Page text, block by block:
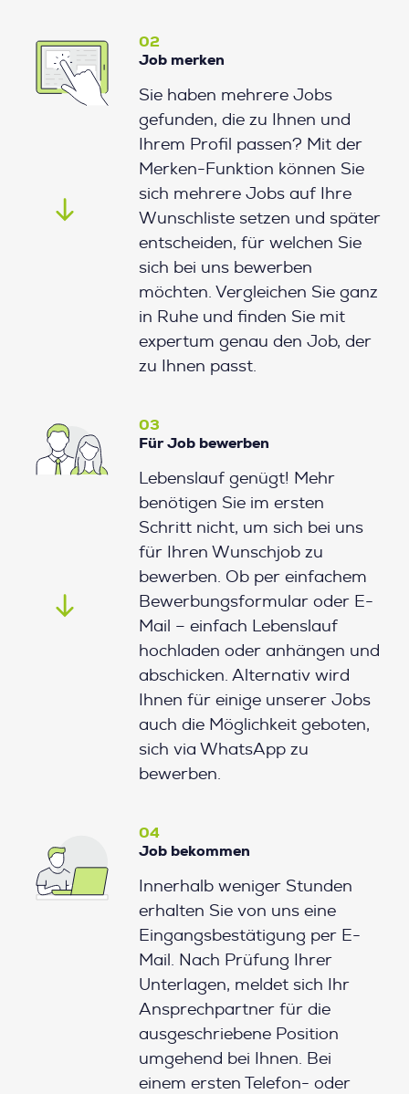
02
Job merken
Sie haben mehrere Jobs
gefunden, die zu Ihnen und
Ihrem Profil passen? Mit der
Merken-Funktion können Sie
sich mehrere Jobs auf Ihre
Wunschliste setzen und später
entscheiden, für welchen Sie
sich bei uns bewerben
möchten. Vergleichen Sie ganz
in Ruhe und finden Sie mit
expertum genau den Job, der
zu Ihnen passt.
03
Für Job bewerben
Lebenslauf genügt! Mehr
benötigen Sie im ersten
Schritt nicht, um sich bei uns
für Ihren Wunschjob zu
bewerben. Ob per einfachem
Bewerbungsformular oder E-
Mail – einfach Lebenslauf
hochladen oder anhängen und
abschicken. Alternativ wird
Ihnen für einige unserer Jobs
auch die Möglichkeit geboten,
sich via WhatsApp zu
bewerben.
04
Job bekommen
Innerhalb weniger Stunden
erhalten Sie von uns eine
Eingangsbestätigung per E-
Mail. Nach Prüfung Ihrer
Unterlagen, meldet sich Ihr
Ansprechpartner für die
ausgeschriebene Position
umgehend bei Ihnen. Bei
einem ersten Telefon- oder